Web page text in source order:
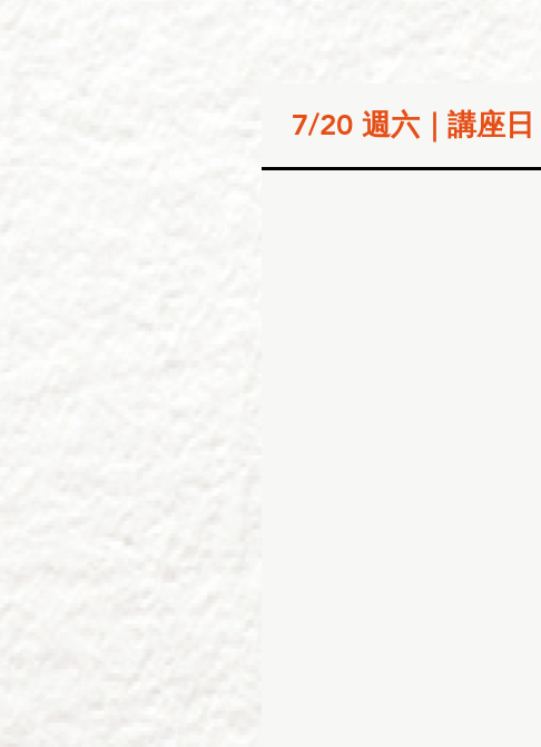
7/20 週六｜講座日